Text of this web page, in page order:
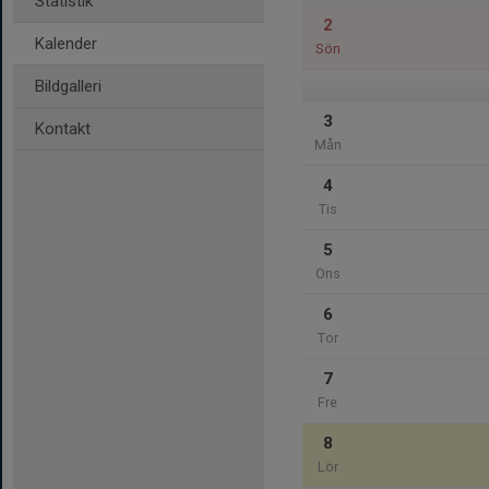
Kalender
Bildgalleri
Kontakt
2
Sön
3
Mån
4
Tis
5
Ons
6
Tor
7
Fre
8
Lör